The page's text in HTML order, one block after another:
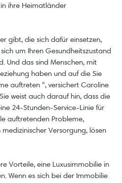
ihre Heimatländer
gibt, die sich dafür einsetzen,
um Ihren Gesundheitszustand
Und das sind Menschen, mit
haben und auf die Sie
auftreten “, versichert Caroline
weist auch darauf hin, dass die
24-Stunden-Service-Linie für
auftretenden Probleme,
Versorgung, lösen
Vorteile, eine Luxusimmobilie in
Wenn es sich bei der Immobilie